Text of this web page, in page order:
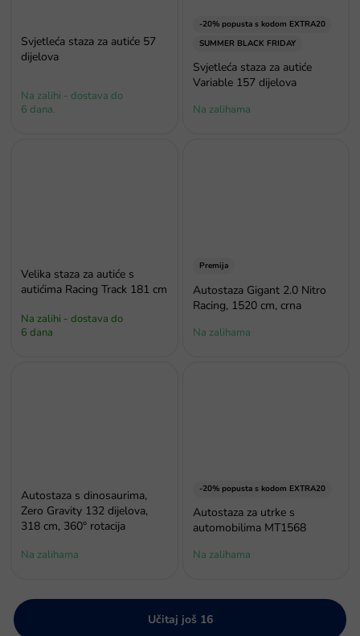
Svjetleća staza za autiće 57
dijelova
Na zalihi - dostava do
6 dana.
-20% popusta s kodom EXTRA20
SUMMER BLACK FRIDAY
Svjetleća staza za autiće
Variable 157 dijelova
Na zalihama
Velika staza za autiće s
autićima Racing Track 181 cm
Na zalihi - dostava do
6 dana
Premija
Autostaza Gigant 2.0 Nitro
Racing, 1520 cm, crna
Na zalihama
Autostaza s dinosaurima,
Zero Gravity 132 dijelova,
318 cm, 360° rotacija
Na zalihama
-20% popusta s kodom EXTRA20
Autostaza za utrke s
automobilima MT1568
Na zalihama
Učitaj još 16